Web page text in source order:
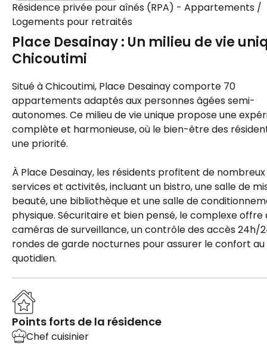
Résidence privée pour aînés (RPA) - Appartements /
Logements pour retraités
Place Desainay : Un milieu de vie
Chicoutimi
Situé à Chicoutimi, Place Desainay comporte 70
appartements adaptés aux personnes âgées semi-
autonomes. Ce milieu de vie unique propose une
complète et harmonieuse, où le bien-être des
une priorité.
À Place Desainay, les résidents profitent de nombreux
services et activités, incluant un bistro, une salle de
beauté, une bibliothèque et une salle de
physique. Sécuritaire et bien pensé, le complexe offre
caméras de surveillance, un contrôle des accès 24h/
rondes de garde nocturnes pour assurer le confort au
quotidien.
Points forts de la résidence
Chef cuisinier